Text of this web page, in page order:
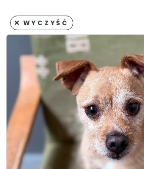
WYCZYŚĆ